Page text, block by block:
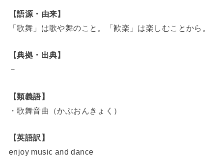
【語源・由来】
「歌舞」は歌や舞のこと。「歓楽」は楽しむことから。
【典拠・出典】
－
【類義語】
・歌舞音曲（かぶおんきょく）
【英語訳】
enjoy music and dance